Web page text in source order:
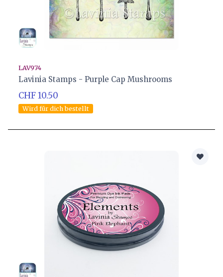
LAV974
Lavinia Stamps - Purple Cap Mushrooms
CHF 10.50
Wird für dich bestellt